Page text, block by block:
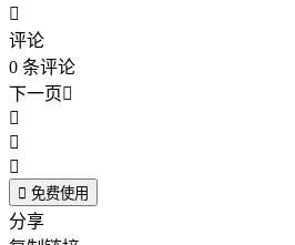

评论
0 条评论
下一页



 免费使用
分享